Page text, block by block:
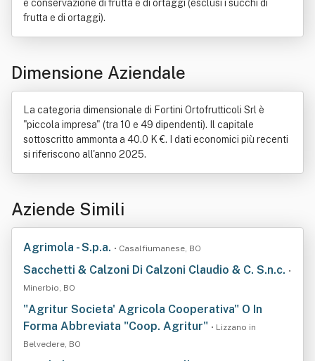
e conservazione di frutta e di ortaggi (esclusi i succhi di
frutta e di ortaggi).
Dimensione Aziendale
La categoria dimensionale di Fortini Ortofrutticoli Srl è
"piccola impresa" (tra 10 e 49 dipendenti). Il capitale
sottoscritto ammonta a 40.0 K €. I dati economici più recenti
si riferiscono all'anno 2025.
Aziende Simili
Agrimola - S.p.a. • Casalfiumanese, BO
Sacchetti & Calzoni Di Calzoni Claudio & C. S.n.c. •
Minerbio, BO
"Agritur Societa' Agricola Cooperativa" O In
Forma Abbreviata "Coop. Agritur" • Lizzano in
Belvedere, BO